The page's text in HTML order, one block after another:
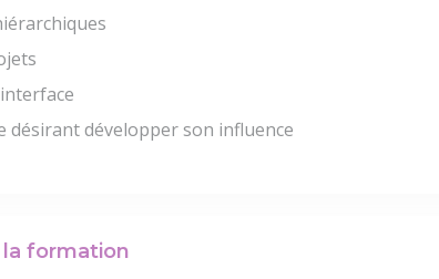
désirant développer son influence
formation